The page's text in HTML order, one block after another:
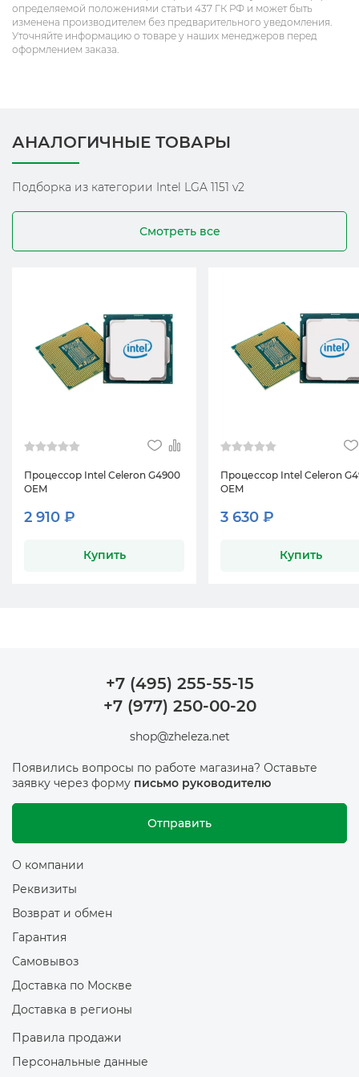
определяемой положениями статьи 437 ГК РФ и может быть
изменена производителем без предварительного уведомления.
Уточняйте информацию о товаре у наших менеджеров перед
оформлением заказа.
АНАЛОГИЧНЫЕ ТОВАРЫ
Подборка из категории Intel LGA 1151 v2
Смотреть все
Процессор Intel Celeron G4900
OEM
2 910 ₽
Купить
Процессор Intel Celeron
OEM
3 630 ₽
Купить
+7 (495) 255-55-15
+7 (977) 250-00-20
shop@zheleza.net
Появились вопросы по работе магазина? Оставьте
заявку через форму письмо руководителю
Отправить
О компании
Реквизиты
Возврат и обмен
Гарантия
Самовывоз
Доставка по Москве
Доставка в регионы
Правила продажи
Персональные данные